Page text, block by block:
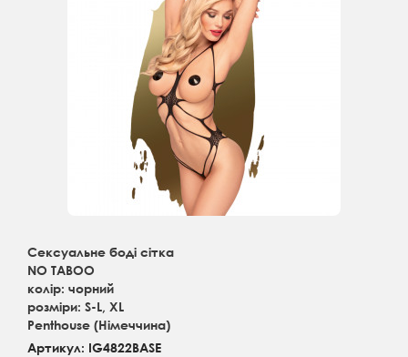
Сексуальне боді сітка
NO TABOO
колір: чорний
розміри: S-L, XL
Penthouse (Німеччина)
Артикул: IG4822BASE